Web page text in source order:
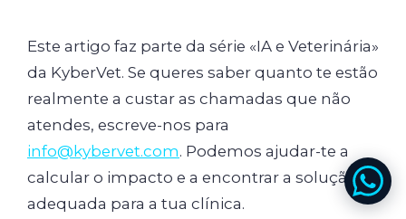
Este artigo faz parte da série «IA e Veterinária»
da KyberVet. Se queres saber quanto te estão
realmente a custar as chamadas que não
atendes, escreve-nos para
info@kybervet.com. Podemos ajudar-te a
calcular o impacto e a encontrar a solução
adequada para a tua clínica.